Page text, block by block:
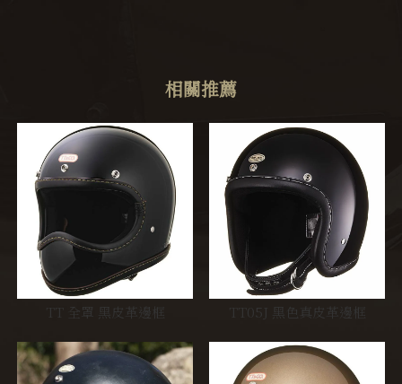
TT 全罩 黑皮革邊框 TT05J 黑色真皮革邊框